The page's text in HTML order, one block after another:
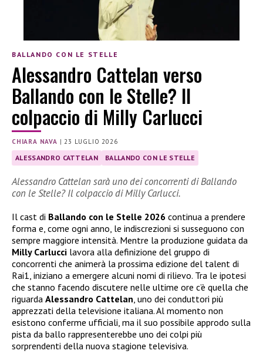
BALLANDO CON LE STELLE
Alessandro Cattelan verso
Ballando con le Stelle? Il
colpaccio di Milly Carlucci
CHIARA NAVA |23 LUGLIO 2026
ALESSANDRO CATTELAN BALLANDO CON LE STELLE
Alessandro Cattelan sarà uno dei concorrenti di Ballando
con le Stelle? Il colpaccio di Milly Carlucci.
Il cast di Ballando con le Stelle 2026 continua a prendere
forma e, come ogni anno, le indiscrezioni si susseguono con
sempre maggiore intensità. Mentre la produzione guidata da
Milly Carlucci lavora alla definizione del gruppo di
concorrenti che animerà la prossima edizione del talent di
Rai1, iniziano a emergere alcuni nomi di rilievo. Tra le ipotesi
che stanno facendo discutere nelle ultime ore c’è quella che
riguarda Alessandro Cattelan, uno dei conduttori più
apprezzati della televisione italiana. Al momento non
esistono conferme ufficiali, ma il suo possibile approdo sulla
pista da ballo rappresenterebbe uno dei colpi più
sorprendenti della nuova stagione televisiva.